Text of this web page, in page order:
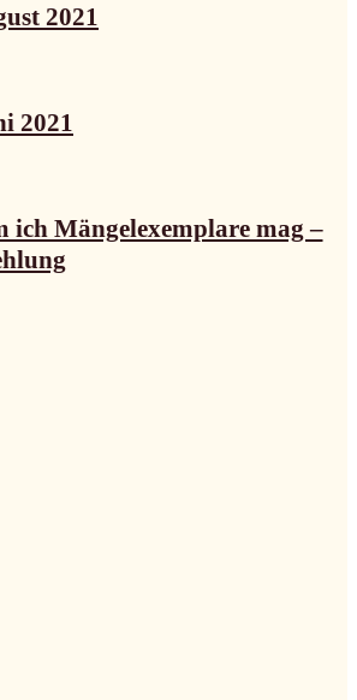
2021
2021
ich Mängelexemplare mag –